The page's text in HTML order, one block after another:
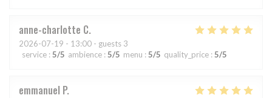
anne-charlotte C
2026-07-19 - 13:00 - guests 3
service : 5/5 ambience : 5/5 menu : 5/5 quality_price : 5/5
emmanuel P